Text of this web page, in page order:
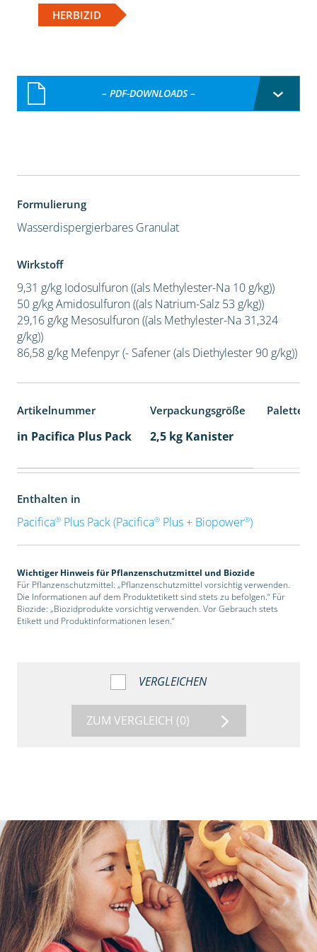
HERBIZID
– PDF-DOWNLOADS –
Formulierung
Wasserdispergierbares Granulat
Wirkstoff
9,31 g/kg Iodosulfuron ((als Methylester-Na 10 g/kg))
50 g/kg Amidosulfuron ((als Natrium-Salz 53 g/kg))
29,16 g/kg Mesosulfuron ((als Methylester-Na 31,324
g/kg))
86,58 g/kg Mefenpyr (- Safener (als Diethylester 90 g/kg))
Artikelnummer Verpackungsgröße
in Pacifica Plus Pack 2,5 kg Kanister
Enthalten in
Pacifica®Plus Pack (Pacifica®Plus + Biopower®)
Wichtiger Hinweis für Pflanzenschutzmittel und Biozide
Für Pflanzenschutzmittel: „Pflanzenschutzmittel vorsichtig verwenden.
Die Informationen auf dem Produktetikett sind stets zu befolgen.“ Für
Biozide: „Biozidprodukte vorsichtig verwenden. Vor Gebrauch stets
Etikett und Produktinformationen lesen.“
VERGLEICHEN
ZUM VERGLEICH (0)